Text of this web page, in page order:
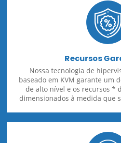
Recursos
Nossa tecnologia de
baseado em KVM garante um
de alto nível e os recursos *
dimensionados à medida que